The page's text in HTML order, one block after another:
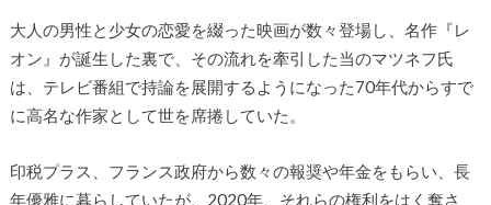
大人の男性と少女の恋愛を綴った映画が数々登場し、名作『レ
オン』が誕生した裏で、その流れを牽引した当のマツネフ氏
は、テレビ番組で持論を展開するようになった70年代からすで
に高名な作家として世を席捲していた。
印税プラス、フランス政府から数々の報奨や年金をもらい、長
年優雅に暮らしていたが、2020年、それらの権利をはく奪さ